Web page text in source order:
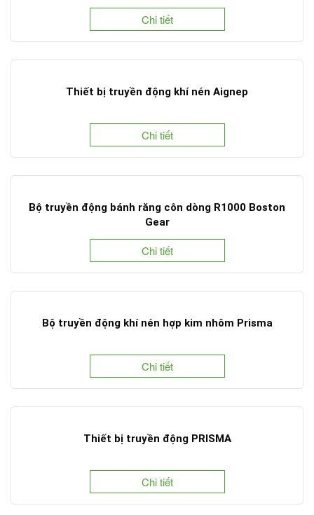
Chi tiết
Thiết bị truyền động khí nén Aignep
Chi tiết
Bộ truyền động bánh răng côn dòng R1000 Boston
Gear
Chi tiết
Bộ truyền động khí nén hợp kim nhôm Prisma
Chi tiết
Thiết bị truyền động PRISMA
Chi tiết